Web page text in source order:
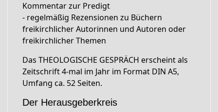
Kommentar zur Predigt
- regelmäßig Rezensionen zu Büchern
freikirchlicher Autorinnen und Autoren oder
freikirchlicher Themen
Das THEOLOGISCHE GESPRÄCH erscheint als
Zeitschrift 4-mal im Jahr im Format DIN A5,
Umfang ca. 52 Seiten.
Der Herausgeberkreis